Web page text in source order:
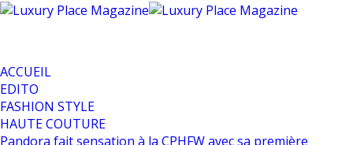
ACCUEIL
EDITO
FASHION STYLE
HAUTE COUTURE
Pandora fait sensation à la CPHFW avec sa première